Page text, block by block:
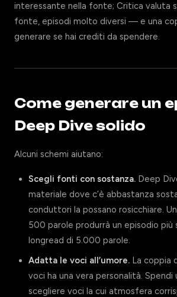
interessante nella fonte; Critica valuta
fonte, episodi molto diversi — e una
generare se hai crediti da spendere.
Come generare un
Deep Dive solido
Alcuni schemi aiutano:
Scegli fonti con sostanza. Deep
materiale dove c’è abbastanza
conduttori la possano rosicchiare.
500 parole produrrà un episodio più
longread di 5.000 parole.
Adatta le voci all’umore. La coppia
voci ha una vera personalità. Spendi
scegliere voci la cui atmosfera